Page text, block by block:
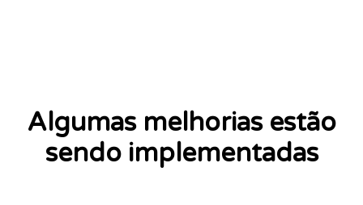
Algumas melhorias estão
sendo implementadas